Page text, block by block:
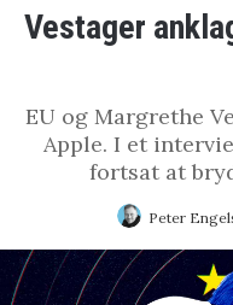
Vestager
EU og Margrethe
Apple. I et
fortsat at
Peter